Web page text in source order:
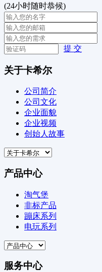
(24小时随时恭候)
提 交
关于卡希尔
公司简介
公司文化
企业面貌
企业视频
创始人故事
产品中心
淘气堡
非标产品
蹦床系列
电玩系列
服务中心